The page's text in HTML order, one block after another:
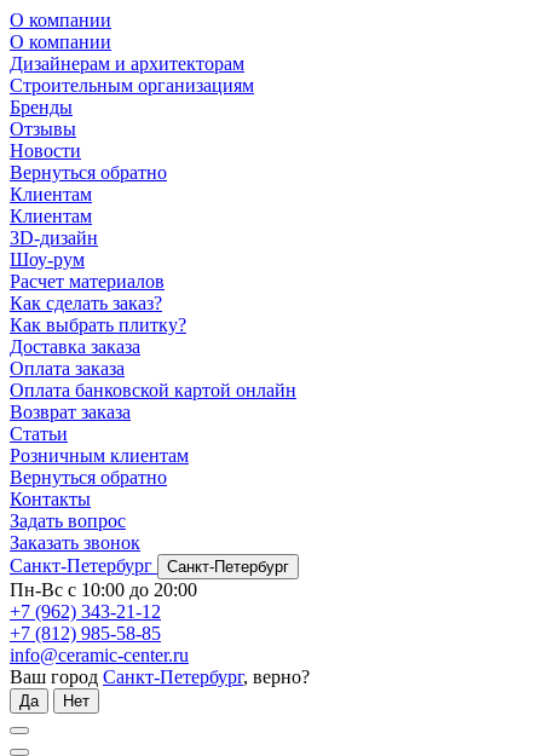
О компании
О компании
Дизайнерам и архитекторам
Строительным организациям
Бренды
Отзывы
Новости
Вернуться обратно
Клиентам
Клиентам
3D-дизайн
Шоу-рум
Расчет материалов
Как сделать заказ?
Как выбрать плитку?
Доставка заказа
Оплата заказа
Оплата банковской картой онлайн
Возврат заказа
Статьи
Розничным клиентам
Вернуться обратно
Контакты
Задать вопрос
Заказать звонок
Санкт-Петербург
Санкт-Петербург
Пн-Вс с 10:00 до 20:00
+7 (962) 343-21-12
+7 (812) 985-58-85
info@ceramic-center.ru
Ваш город Санкт-Петербург, верно?
Да Нет